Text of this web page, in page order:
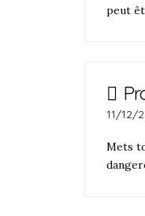
peut
11/12/
Mets